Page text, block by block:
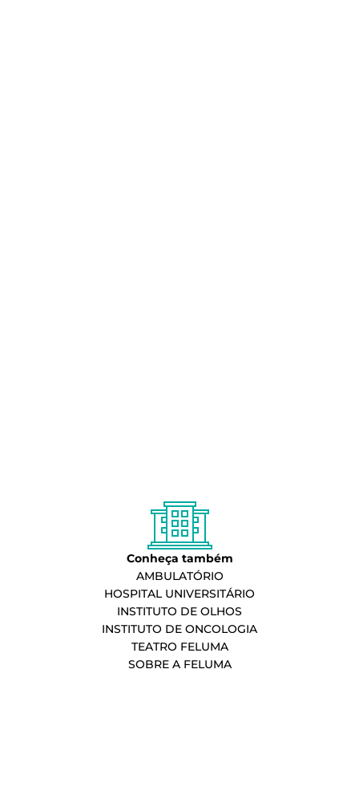
Conheça também
AMBULATÓRIO
HOSPITAL UNIVERSITÁRIO
INSTITUTO DE OLHOS
INSTITUTO DE ONCOLOGIA
TEATRO FELUMA
SOBRE A FELUMA